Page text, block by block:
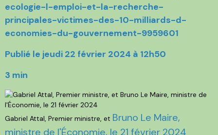
ecologie-l-emploi-et-la-recherche-
principales-victimes-des-10-milliards-d-
economies-du-gouvernement-9959601
Publié le jeudi 22 février 2024 à 12h50
3 min
Gabriel Attal, Premier ministre, et Bruno Le Maire,
ministre de l'Économie, le 21 février 2024